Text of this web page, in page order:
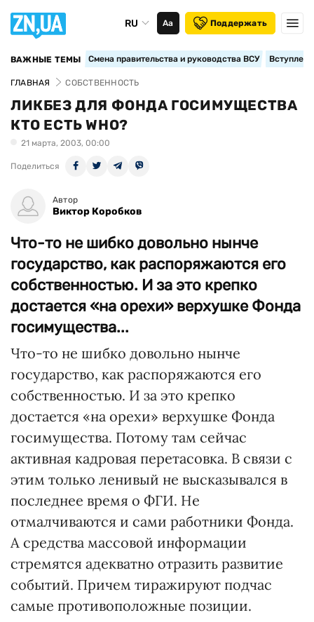
RU Аа Поддержать
ВАЖНЫЕ ТЕМЫ Смена правительства и руководства ВСУ
ГЛАВНАЯ СОБСТВЕННОСТЬ
ЛИКБЕЗ ДЛЯ ФОНДА ГОСИМУЩЕСТВА
КТО ЕСТЬ WHO?
21 марта, 2003, 00:00
Поделиться
Автор
Виктор Коробков
Что-то не шибко довольно нынче
государство, как распоряжаются его
собственностью. И за это крепко
достается «на орехи» верхушке Фонда
госимущества...
Что-то не шибко довольно нынче
государство, как распоряжаются его
собственностью. И за это крепко
достается «на орехи» верхушке Фонда
госимущества. Потому там сейчас
активная кадровая перетасовка. В связи с
этим только ленивый не высказывался в
последнее время о ФГИ. Не
отмалчиваются и сами работники Фонда.
А средства массовой информации
стремятся адекватно отразить развитие
событий. Причем тиражируют подчас
самые противоположные позиции.